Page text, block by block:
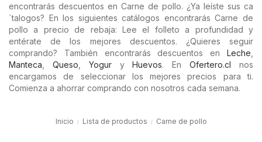
encontrarás descuentos en Carne de pollo. ¿Ya leíste sus ca
´talogos? En los siguientes catálogos encontrarás Carne de
pollo a precio de rebaja: Lee el folleto a profundidad y
entérate de los mejores descuentos. ¿Quieres seguir
comprando? También encontrarás descuentos en Leche
Manteca
Queso YoguryHuevos. EnOfertero.cl nos
encargamos de seleccionar los mejores precios para ti.
Comienza a ahorrar comprando con nosotros cada semana.
Inicio Lista de productos Carne de pollo